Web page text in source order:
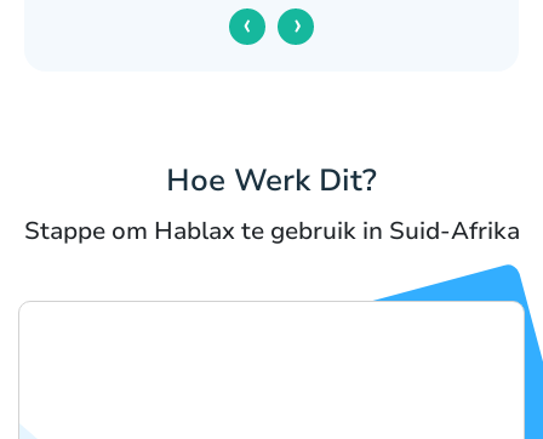
‹ ›
Hoe Werk Dit?
Stappe om Hablax te gebruik in Suid-Afrika